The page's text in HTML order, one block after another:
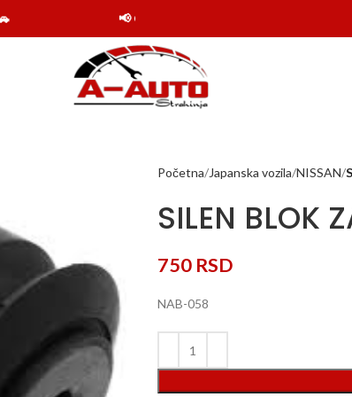
📢 Obaveštenje: Online shop Auto delovi
Početna Japanska vozila NISSAN
SILEN BLOK
750 RSD
NAB-058